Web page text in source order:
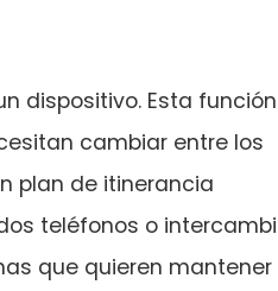
dispositivo. Esta
cambiar entre los
plan de itinerancia
teléfonos o
que quieren mantener